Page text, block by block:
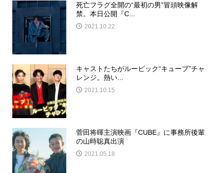
死亡フラグ全開の“最初の男”冒頭映像解
禁。本日公開『C...
2021.10.22
キャストたちがルービック“キューブ”チャ
レンジ。熱い...
2021.10.15
菅田将暉主演映画『CUBE』に事務所後輩
の山時聡真出演
2021.05.18